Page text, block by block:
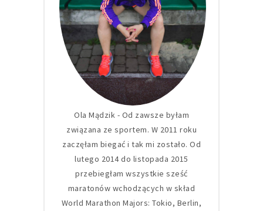
Ola Mądzik - Od zawsze byłam
związana ze sportem. W 2011 roku
zaczęłam biegać i tak mi zostało. Od
lutego 2014 do listopada 2015
przebiegłam wszystkie sześć
maratonów wchodzących w skład
World Marathon Majors: Tokio, Berlin,